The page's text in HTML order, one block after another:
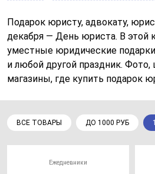
Подарок юристу, адвокату,
декабря — День юриста. В этой
уместные юридические
и любой другой праздник. Фото,
магазины, где купить подарок
ВСЕ ТОВАРЫ ДО 1000 РУБ
Ежедневники